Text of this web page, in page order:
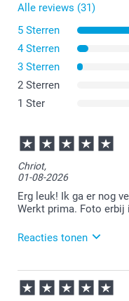
Alle reviews (31)
5 Sterren
4 Sterren
3 Sterren
2 Sterren
1 Ster
Chriot,
01-08-2026
Erg leuk! Ik ga er nog
Werkt prima. Foto
Reacties tonen
03-08-2026
12:15